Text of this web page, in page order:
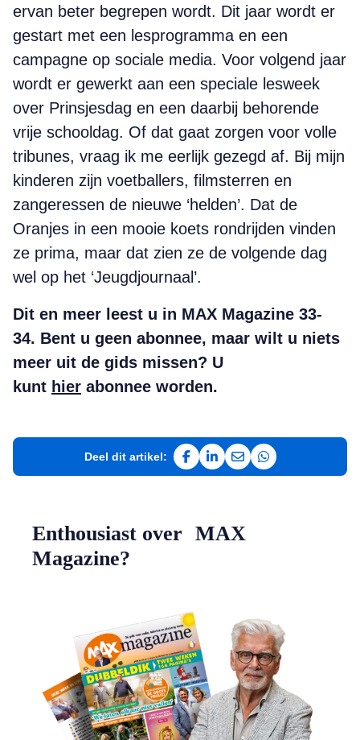
ervan beter begrepen wordt. Dit jaar wordt er
gestart met een lesprogramma en een
campagne op sociale media. Voor volgend jaar
wordt er gewerkt aan een speciale lesweek
over Prinsjesdag en een daarbij behorende
vrije schooldag. Of dat gaat zorgen voor volle
tribunes, vraag ik me eerlijk gezegd af. Bij mijn
kinderen zijn voetballers, filmsterren en
zangeressen de nieuwe ‘helden’. Dat de
Oranjes in een mooie koets rondrijden vinden
ze prima, maar dat zien ze de volgende dag
wel op het ‘Jeugdjournaal’.
Dit en meer leest u in MAX Magazine 33-
34. Bent u geen abonnee, maar wilt u niets
meer uit de gids missen? U
kunt hier abonnee worden.
Deel dit artikel:
Deel op Facebook
Deel op LinkedIn
Deel via e-mail
Deel via
Enthousiast over MAX
Magazine?